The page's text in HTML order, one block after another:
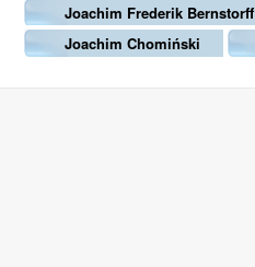
Joachim Frederik Bernstorff
Joachim Chomiński